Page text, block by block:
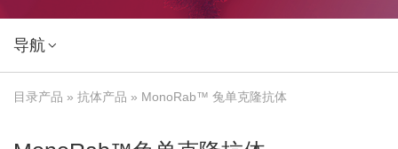
导航
目录产品 » 抗体产品 » MonoRab™ 兔单克隆抗体